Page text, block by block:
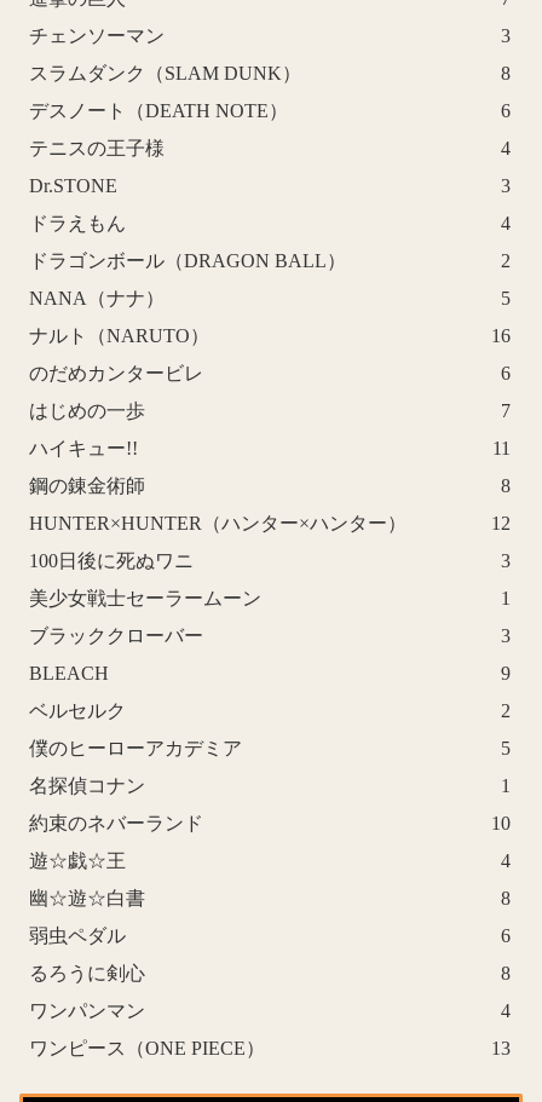
チェンソーマン
3
スラムダンク（SLAM DUNK）
8
デスノート（DEATH NOTE）
6
テニスの王子様
4
Dr.STONE
3
ドラえもん
4
ドラゴンボール（DRAGON BALL）
2
NANA（ナナ）
5
ナルト（NARUTO）
16
のだめカンタービレ
6
はじめの一歩
7
ハイキュー!!
11
鋼の錬金術師
8
HUNTER×HUNTER（ハンター×ハンター）
12
100日後に死ぬワニ
3
美少女戦士セーラームーン
1
ブラッククローバー
3
BLEACH
9
ベルセルク
2
僕のヒーローアカデミア
5
名探偵コナン
1
約束のネバーランド
10
遊☆戯☆王
4
幽☆遊☆白書
8
弱虫ペダル
6
るろうに剣心
8
ワンパンマン
4
ワンピース（ONE PIECE）
13